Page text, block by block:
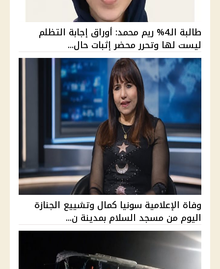
طالبة الـ4% ريم محمد: أوراق إجابة التظلم
ليست لها وتحرر محضر إثبات حال...
وفاة الإعلامية سونيا كمال وتشييع الجنازة
اليوم من مسجد السلام بمدينة ن...